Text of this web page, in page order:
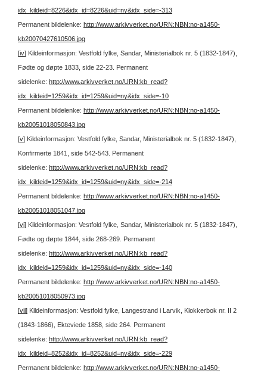
idx_kildeid=8226&idx_id=8226&uid=ny&idx_side=-313
Permanent bildelenke: http://www.arkivverket.no/URN:NBN:no-a1450-
kb20070427610506.jpg
[iv] Kildeinformasjon: Vestfold fylke, Sandar, Ministerialbok nr. 5 (1832-1847),
Fødte og døpte 1833, side 22-23. Permanent
sidelenke: http://www.arkivverket.no/URN:kb_read?
idx_kildeid=1259&idx_id=1259&uid=ny&idx_side=-10
Permanent bildelenke: http://www.arkivverket.no/URN:NBN:no-a1450-
kb20051018050843.jpg
[v] Kildeinformasjon: Vestfold fylke, Sandar, Ministerialbok nr. 5 (1832-1847),
Konfirmerte 1841, side 542-543. Permanent
sidelenke: http://www.arkivverket.no/URN:kb_read?
idx_kildeid=1259&idx_id=1259&uid=ny&idx_side=-214
Permanent bildelenke: http://www.arkivverket.no/URN:NBN:no-a1450-
kb20051018051047.jpg
[vi] Kildeinformasjon: Vestfold fylke, Sandar, Ministerialbok nr. 5 (1832-1847),
Fødte og døpte 1844, side 268-269. Permanent
sidelenke: http://www.arkivverket.no/URN:kb_read?
idx_kildeid=1259&idx_id=1259&uid=ny&idx_side=-140
Permanent bildelenke: http://www.arkivverket.no/URN:NBN:no-a1450-
kb20051018050973.jpg
[vii] Kildeinformasjon: Vestfold fylke, Langestrand i Larvik, Klokkerbok nr. II 2
(1843-1866), Ekteviede 1858, side 264. Permanent
sidelenke: http://www.arkivverket.no/URN:kb_read?
idx_kildeid=8252&idx_id=8252&uid=ny&idx_side=-229
Permanent bildelenke: http://www.arkivverket.no/URN:NBN:no-a1450-